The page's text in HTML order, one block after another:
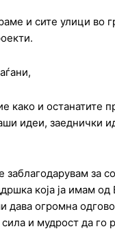
и сите улици во
како и останатите
идеи, заеднички
за
која ја имам од
дава огромна
и мудрост да го